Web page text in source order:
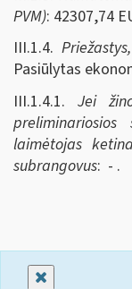
PVM): 42307,74
III.1.4.
Pasiūlytas
III.1.4.1.Jei
laimėtojas
subrangovus: - .